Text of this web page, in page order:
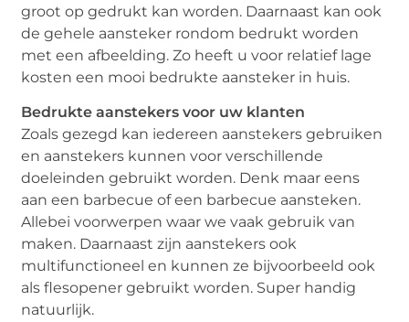
groot op gedrukt kan worden. Daarnaast kan ook
de gehele aansteker rondom bedrukt worden
met een afbeelding. Zo heeft u voor relatief lage
kosten een mooi bedrukte aansteker in huis.
Bedrukte aanstekers voor uw klanten
Zoals gezegd kan iedereen aanstekers gebruiken
en aanstekers kunnen voor verschillende
doeleinden gebruikt worden. Denk maar eens
aan een barbecue of een barbecue aansteken.
Allebei voorwerpen waar we vaak gebruik van
maken. Daarnaast zijn aanstekers ook
multifunctioneel en kunnen ze bijvoorbeeld ook
als flesopener gebruikt worden. Super handig
natuurlijk.